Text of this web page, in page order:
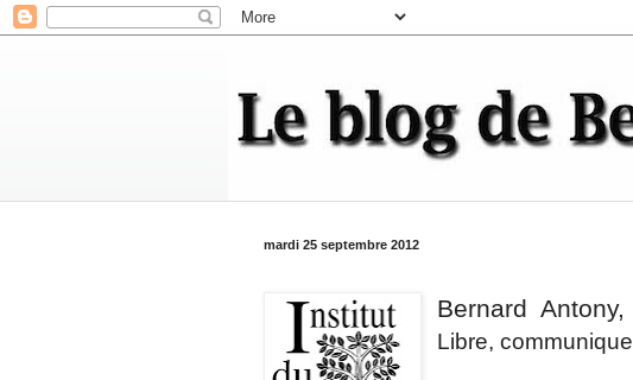
mardi 25 septembre 2012
Bernard Antony,
Libre, communique